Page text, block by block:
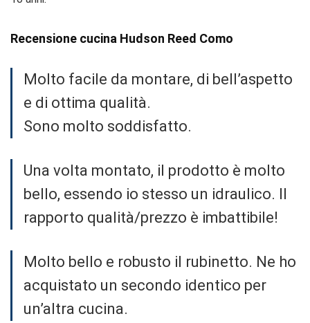
Recensione cucina Hudson Reed Como
Molto facile da montare, di bell’aspetto
e di ottima qualità.
Sono molto soddisfatto.
Una volta montato, il prodotto è molto
bello, essendo io stesso un idraulico. Il
rapporto qualità/prezzo è imbattibile!
Molto bello e robusto il rubinetto. Ne ho
acquistato un secondo identico per
un’altra cucina.